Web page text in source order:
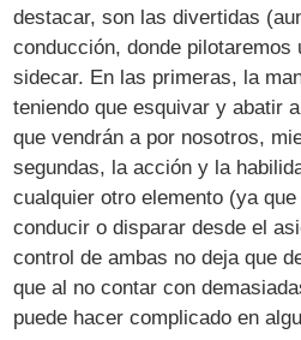
destacar, son las divertidas
conducción, donde pilotaremos
sidecar. En las primeras, la
teniendo que esquivar y abatir
que vendrán a por nosotros,
segundas, la acción y la
cualquier otro elemento (ya
conducir o disparar desde el
control de ambas no deja que
que al no contar con
puede hacer complicado en